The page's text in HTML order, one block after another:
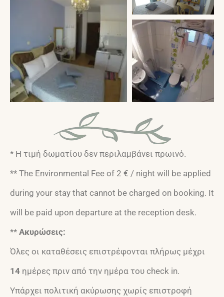
* Η τιμή δωματίου δεν περιλαμβάνει πρωινό.
** The Environmental Fee of 2 € / night will be applied
during your stay that cannot be charged on booking. It
will be paid upon departure at the reception desk.
** Ακυρώσεις:
Όλες οι καταθέσεις επιστρέφονται πλήρως μέχρι
14 ημέρες πριν από την ημέρα του check in.
Υπάρχει πολιτική ακύρωσης χωρίς επιστροφή